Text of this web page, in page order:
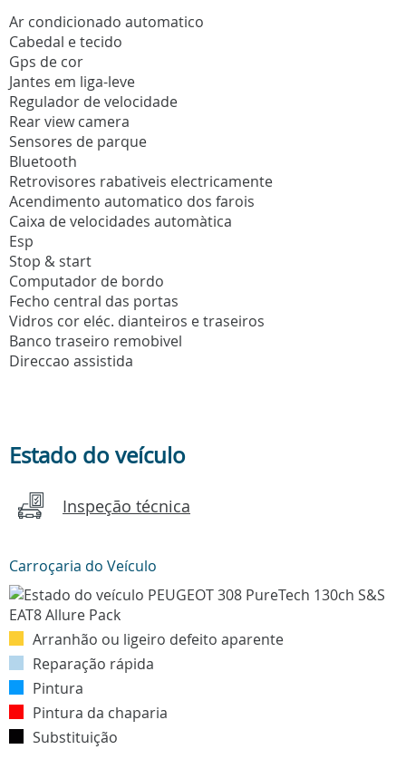
Ar condicionado automatico
Cabedal e tecido
Gps de cor
Jantes em liga-leve
Regulador de velocidade
Rear view camera
Sensores de parque
Bluetooth
Retrovisores rabativeis electricamente
Acendimento automatico dos farois
Caixa de velocidades automàtica
Esp
Stop & start
Computador de bordo
Fecho central das portas
Vidros cor eléc. dianteiros e traseiros
Banco traseiro remobivel
Direccao assistida
Estado do veículo
Inspeção técnica
Carroçaria do Veículo
Arranhão ou ligeiro defeito aparente
Reparação rápida
Pintura
Pintura da chaparia
Substituição